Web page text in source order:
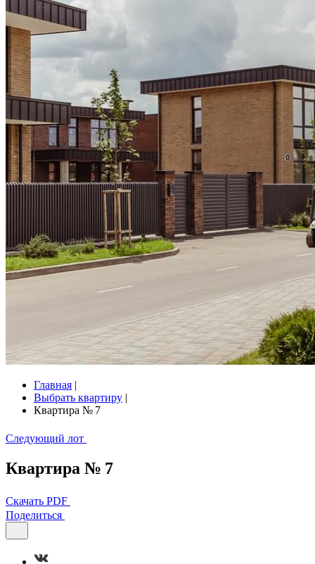
Главная |
Выбрать квартиру |
Квартира № 7
Следующий лот
Квартира № 7
Скачать PDF
Поделиться